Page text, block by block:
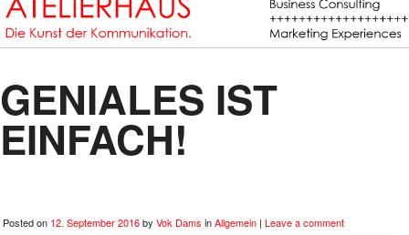
GENIALES IST
EINFACH!
Posted on 12. September 2016by Vok Dams inAllgemein | Leave a comment